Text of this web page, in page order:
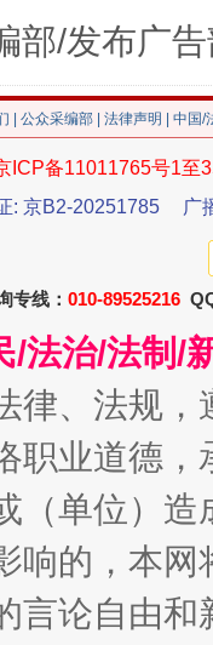
谢
今
部/发布广
公众采编部 法律声明 | 中国
ICP备11011765号1至
: 京B2-20251785
广
专线： 010-89525216
/法治/法制/
律、法规
职业道德
（单位）
响的，本
言论自由